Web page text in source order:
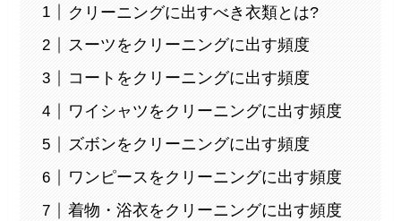
クリーニングに出すべき衣類とは?
スーツをクリーニングに出す頻度
コートをクリーニングに出す頻度
ワイシャツをクリーニングに出す頻度
ズボンをクリーニングに出す頻度
ワンピースをクリーニングに出す頻度
着物・浴衣をクリーニングに出す頻度